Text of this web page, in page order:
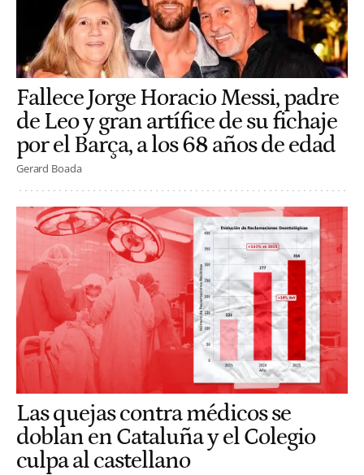
Fallece Jorge Horacio Messi, padre
de Leo y gran artífice de su fichaje
por el Barça, a los 68 años de edad
Gerard Boada
Las quejas contra médicos se
doblan en Cataluña y el Colegio
culpa al castellano